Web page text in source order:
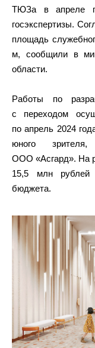
ТЮЗа в апреле
госэкспертизы.
площадь
м, сообщили в
области.
Работы по
с переходом
по апрель 2024
юного
ООО «Асгард». На
15,5 млн рублей
бюджета.